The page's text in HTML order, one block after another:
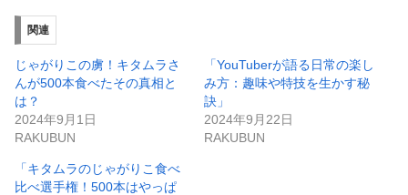
関連
じゃがりこの虜！キタムラさ
んが500本食べたその真相と
は？
2024年9月1日
RAKUBUN
「YouTuberが語る日常の楽し
み方：趣味や特技を生かす秘
訣」
2024年9月22日
RAKUBUN
「キタムラのじゃがりこ食べ
比べ選手権！500本はやっぱ